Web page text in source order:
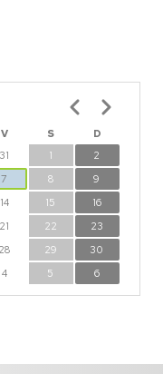
V S
D
31 1
2
7 8
9
14 15
16
21 22
23
28 29
30
4 5 6
Paginación